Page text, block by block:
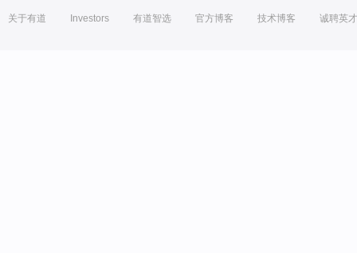
关于有道 Investors 有道智选 官方博客 技术博客 诚聘英才